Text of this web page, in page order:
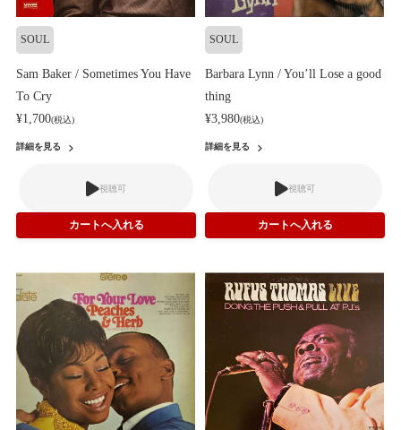
SOUL
Sam Baker / Sometimes You Have
To Cry
¥1,700(税込)
詳細を見る
視聴可
SOUL
Barbara Lynn / You’ll Lose a good
thing
¥3,980(税込)
詳細を見る
視聴可